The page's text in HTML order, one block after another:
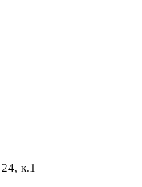
к.1